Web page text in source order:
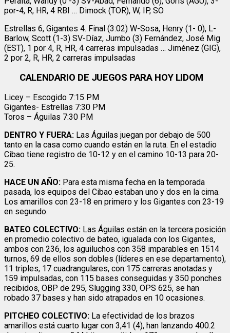
por-4, R, HR, 4 RBI … Dimock (TOR), W, IP, SO
Estrellas 6, Gigantes 4. Final (3:02) W-Sosa, Henry (1- 0), L-
Barlow, Scott (1-3) SV-Díaz, Jumbo (3) Fernández, José Mig
(EST), 1 por 4, R, HR, 4 carreras impulsadas … Jiménez (GIG),
2 por 2, R, HR, 2 carreras impulsadas
CALENDARIO DE JUEGOS PARA HOY LIDOM
Licey – Escogido 7:15 PM
Gigantes- Estrellas 7:30 PM
Toros – Águilas 7:30 PM
DENTRO Y FUERA: Las Águilas juegan por debajo de 500
tanto en la casa como cuando están en la ruta. En el estadio
Cibao tiene registro de 10-12 y en el camino 10-13 para 20-
25.
HACE UN AÑO: Para esta misma fecha en la temporada
pasada, los equipos del Cibao estaban uno y dos en la cima.
Los amarillos con 23-18 en primero y los Gigantes con 23-19
en segundo.
BATEO COLECTIVO: Las Águilas están en la tercera posición
en promedio colectivo de bateo, igualada con los Gigantes,
ambos con 236, los aguiluchos con 358 imparables en 1514
turnos, 69 de ellos son dobles (líderes en ese departamento),
11 triples, 17 cuadrangulares, con 175 carreras anotadas y
159 impulsadas, con 115 bases conseguidas y 350 ponches
recibidos, OBP de 295, Slugging 330, OPS 625, se han
robado 37 bases y han sido atrapados en 10 ocasiones.
PITCHEO COLECTIVO: La efectividad de los brazos
amarillos está cuarto lugar con 3,41 (4), han lanzando 400.2